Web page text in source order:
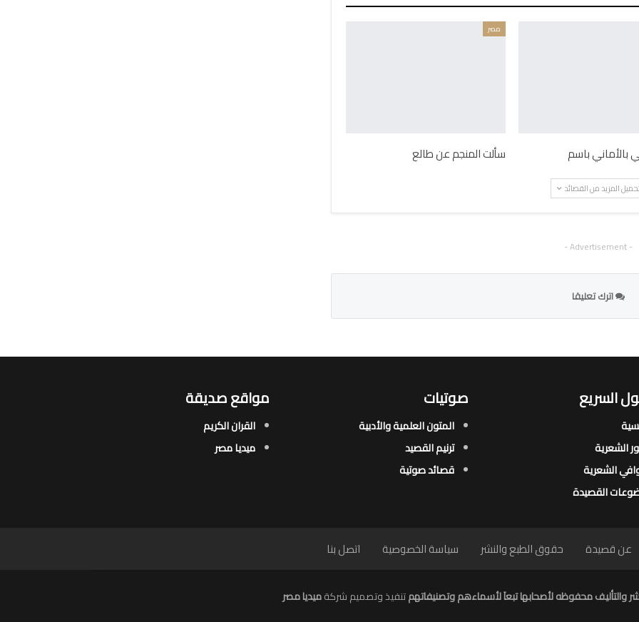
بالأماني باسم
مصر
سألت المنجم عن طالع
المزيد من القصائد
- Advertisement -
اترك تعليقا
السريع
الشعرية​
الشعرية​
القصيدة​
صوتيات
المتون العلمية والأدبية
ترنيم القصيد
قصائد صوتية
مواقع صديقة
القران الكريم
ميديا مصر
عن قصيدة حقوق الطبع والنشر سياسة الخصوصية اتصل بنا
والتأليف محفوظه لأصحابها تبعاَ لأسماءهم وتصنيفاتهمتنفيذ وتصميم شركةميديا مصر